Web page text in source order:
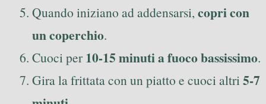
Quando iniziano ad addensarsi, copri con
un coperchio.
Cuoci per 10-15 minuti a fuoco bassissimo.
Gira la frittata con un piatto e cuoci altri5-7